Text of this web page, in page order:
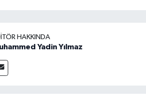
HAKKINDA
Yadin Yılmaz